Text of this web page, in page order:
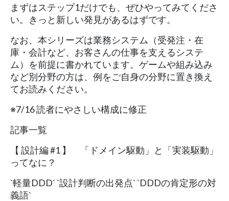
まずはステップ1だけでも、ぜひやってみてくださ
い。きっと新しい発見があるはずです。
なお、本シリーズは業務システム（受発注・在
庫・会計など、お客さんの仕事を支えるシステ
ム）を前提に書かれています。ゲームや組み込み
など別分野の方は、例をご自身の分野に置き換え
てお読みください。
※7/16 読者にやさしい構成に修正
記事一覧
【 設計編 #1 】 「ドメイン駆動」と「実装駆動」
ってなに？
`軽量DDD` `設計判断の出発点` `DDDの肯定形の対
義語`